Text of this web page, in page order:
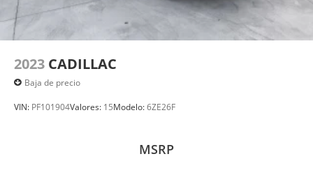
2023 CADILLAC
Baja de precio
VIN: PF101904Valores: 15Modelo:6ZE26F
MSRP